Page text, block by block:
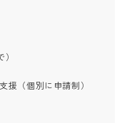
援（個別に申請制）